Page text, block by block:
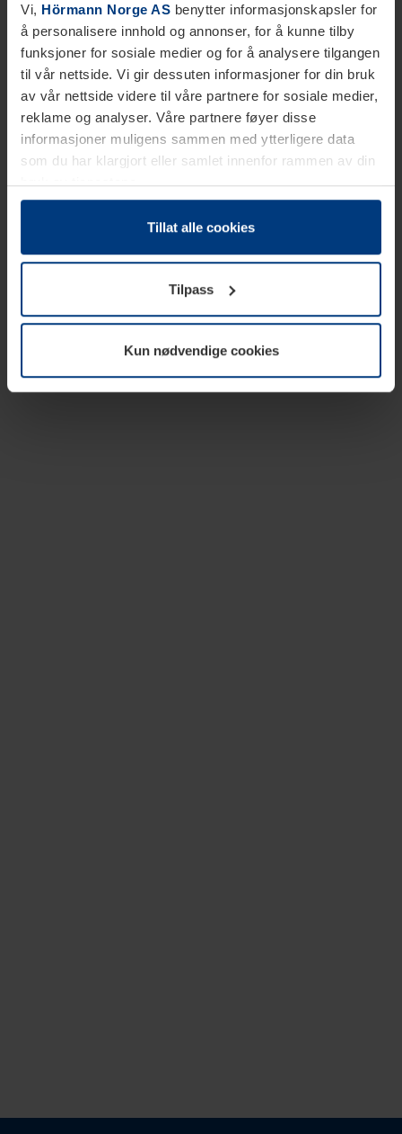
Vi, Hörmann Norge AS benytter informasjonskapsler for
å personalisere innhold og annonser, for å kunne tilby
funksjoner for sosiale medier og for å analysere tilgangen
til vår nettside. Vi gir dessuten informasjoner for din bruk
av vår nettside videre til våre partnere for sosiale medier,
reklame og analyser. Våre partnere føyer disse
informasjoner muligens sammen med ytterligere data
som du har klargjort eller samlet innenfor rammen av din
bruk av tjenestene.
Etter loven kan vi lagre informasjonskapsler på din
datamaskin, hvis disse er absolutt nødvendig for drift av
trenger vi din tillatelse. Du kan når som helst endre eller
tilbakekalle ditt samtykke i forklaringen av
informasjonskapselen på sidenPersonvernerklæringpå
Tillat alle cookies
Tilpass
Kun nødvendige cookies